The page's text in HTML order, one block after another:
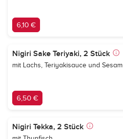
6,10 €
Nigiri Sake Teriyaki, 2 Stück
mit Lachs, Teriyakisauce und Sesam
6,50 €
Nigiri Tekka, 2 Stück